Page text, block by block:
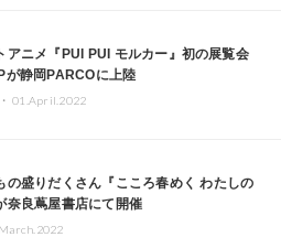
アニメ『PUI PUI モルカー』初の展覧会
が静岡PARCOに上陸
01.April.2022
の盛りだくさん『こころ春めく わたしの
奈良蔦屋書店にて開催